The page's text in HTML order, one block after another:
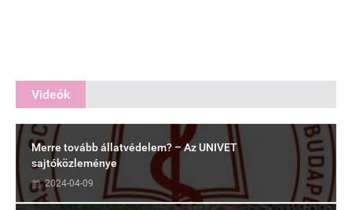
Videók
Merre tovább állatvédelem? – Az UNIVET
sajtóközleménye
2024-04-09